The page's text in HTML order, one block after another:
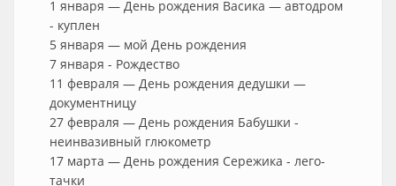
1 января — День рождения Васика — автодром
- куплен
5 января — мой День рождения
7 января - Рождество
11 февраля — День рождения дедушки —
документницу
27 февраля — День рождения Бабушки -
неинвазивный глюкометр
17 марта — День рождения Сережика - лего-
тачки